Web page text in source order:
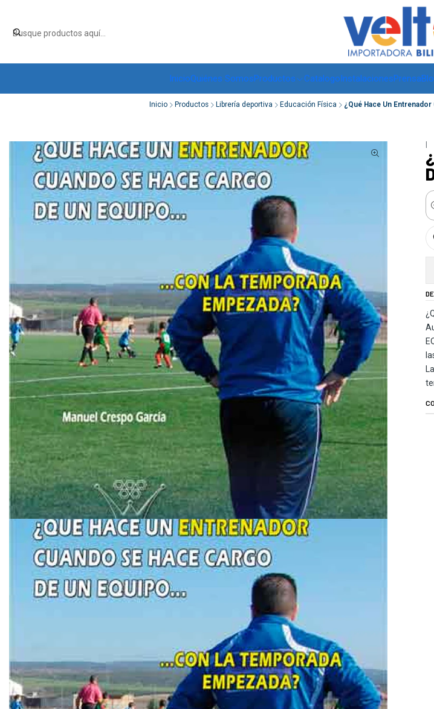
InicioQuiénes SomosProductos CatalogoInstalacionesPrensa
Envíos a todo Chile, RM de 1 a 3
Inicio Productos Librería deportiva Educación Física ¿Qué Hace Un Entrenador
|